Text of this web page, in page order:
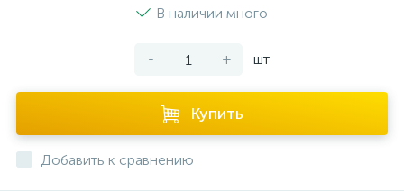
В наличии много
- + шт
Купить
Добавить к сравнению